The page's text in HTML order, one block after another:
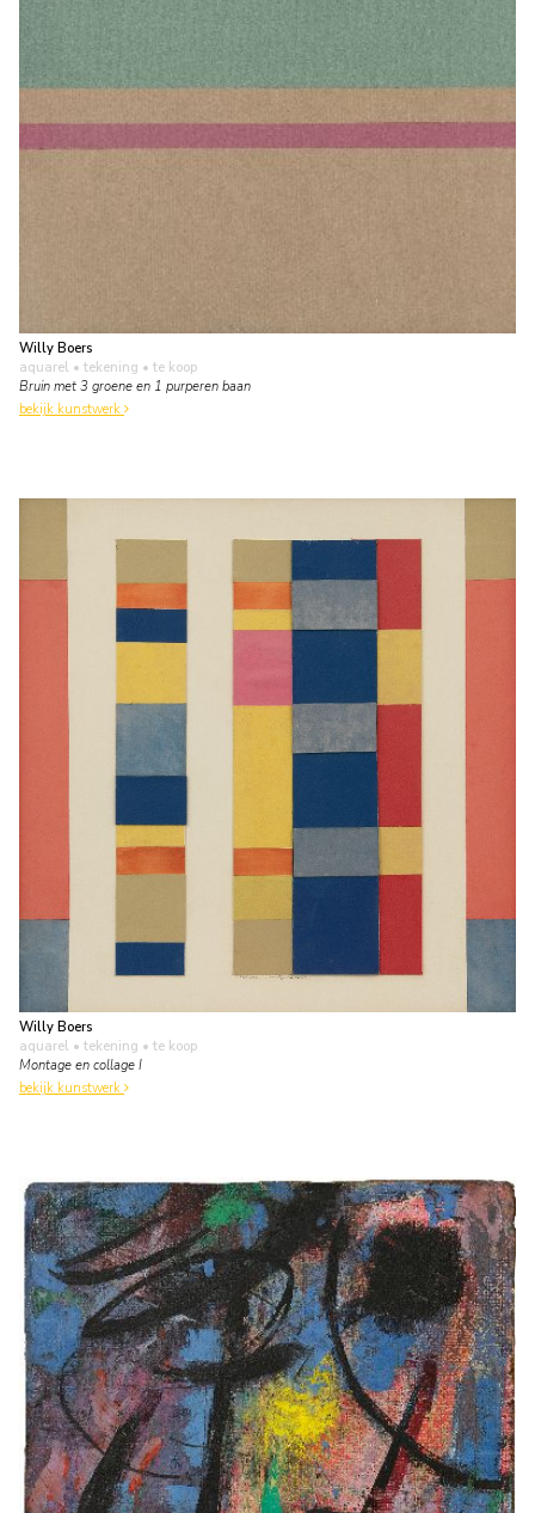
Willy Boers
aquarel • tekening • te koop
Bruin met 3 groene en 1 purperen baan
bekijk kunstwerk
Willy Boers
aquarel • tekening • te koop
Montage en collage I
bekijk kunstwerk